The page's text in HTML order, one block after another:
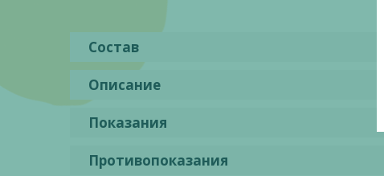
Состав
Описание
Показания
Противопоказания